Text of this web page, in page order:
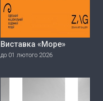
Виставка «Море»
до 01 лютого 2026